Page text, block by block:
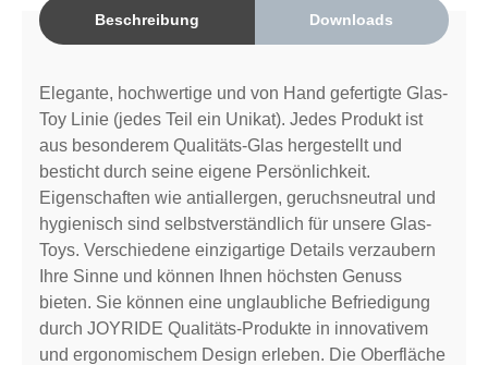
Beschreibung Downloads
Elegante, hochwertige und von Hand gefertigte Glas-
Toy Linie (jedes Teil ein Unikat). Jedes Produkt ist
aus besonderem Qualitäts-Glas hergestellt und
besticht durch seine eigene Persönlichkeit.
Eigenschaften wie antiallergen, geruchsneutral und
hygienisch sind selbstverständlich für unsere Glas-
Toys. Verschiedene einzigartige Details verzaubern
Ihre Sinne und können Ihnen höchsten Genuss
bieten. Sie können eine unglaubliche Befriedigung
durch JOYRIDE Qualitäts-Produkte in innovativem
und ergonomischem Design erleben. Die Oberfläche